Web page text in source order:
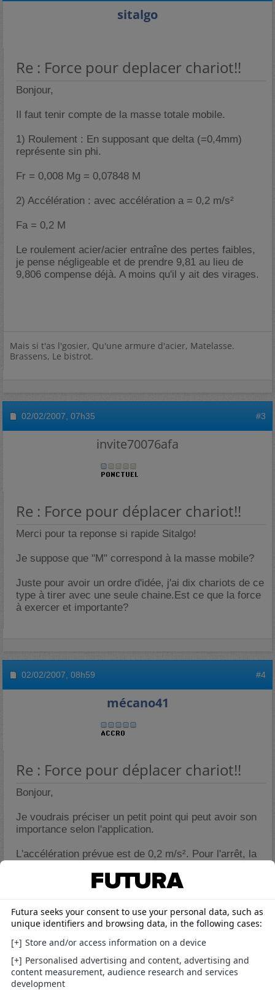
sitalgo
Re : Force pour deplacer chariot!!
Bonjour,
Il faut tenir compte de la masse totale mobile.
1) Roulement : En supposant que delta (=0,4mm)
représente sin phi.
Fr = 0,008 Mg = 0,07848 M
2) Accélération : avec accélération a = 0,2 m/s²
Fa = 0,2 M
Le roulement acier/acier entraîne des pertes faibles,
je pense négligeable et de prendre 9,81 au lieu de
9,806 compense déjà. A moins qu'il y ait des virages.
Mais si t'as l'gosier, Qu'une armure d'acier, Matelasse.
Brassens, Le bistrot.
02/02/2007, 07h35 #3
invite70076afa
Re : Force pour déplacer chariot!!
Merci pour ta reponse si rapide Sitalgo!
Je suppose que "M" correspond à la masse mobile?
Juste pour avoir un ordre d'idée, j'ai dix chariots de ce
type à tirer avec une seule chaine.Est ce que la force
à exercer et importante?
02/02/2007, 08h59 #4
mécano41
Re : Force pour déplacer chariot!!
Bonjour,
Je voudrais préciser un petit point qui peut avoir son
importance selon l'application.
L'accélération prévue est de 0,2 m/s². Pour l'arrêt, la
-0,07848 m/s². Tu ne pourras donc appliquer une
valeur (absolue) supérieure à celle-ci que si la chaîne
détend et la distance d'arrêt est alors de 0,177m dans
les conditions fixées dans les messages précédents.
Si tu appliquais, par exemple, la même valeur
(0,2m/s²) qu'à l'accélération, le chariot s'arrêterait 94
mm plus loin que prévu.